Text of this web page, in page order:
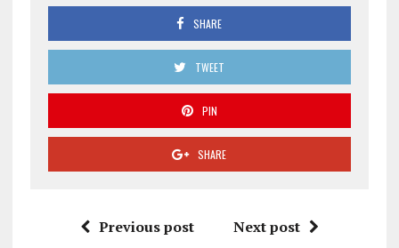
SHARE
TWEET
PIN
SHARE
Previous post Next post